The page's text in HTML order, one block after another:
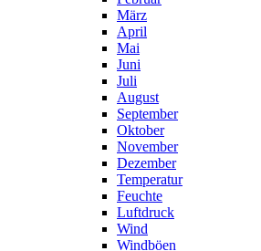
März
April
Mai
Juni
Juli
August
September
Oktober
November
Dezember
Temperatur
Feuchte
Luftdruck
Wind
Windböen